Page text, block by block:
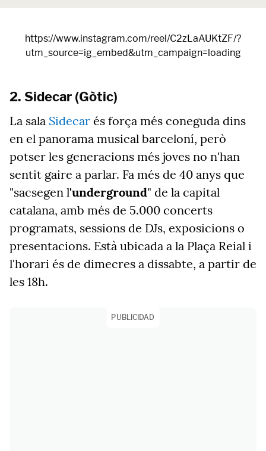
https://www.instagram.com/reel/C2zLaAUKtZF/?
utm_source=ig_embed&utm_campaign=loading
2. Sidecar (Gòtic)
La sala Sidecar és força més coneguda dins
en el panorama musical barceloní, però
potser les generacions més joves no n'han
sentit gaire a parlar. Fa més de 40 anys que
"sacsegen l'underground" de la capital
catalana, amb més de 5.000 concerts
programats, sessions de DJs, exposicions o
presentacions. Està ubicada a la Plaça Reial i
l'horari és de dimecres a dissabte, a partir de
les 18h.
PUBLICIDAD